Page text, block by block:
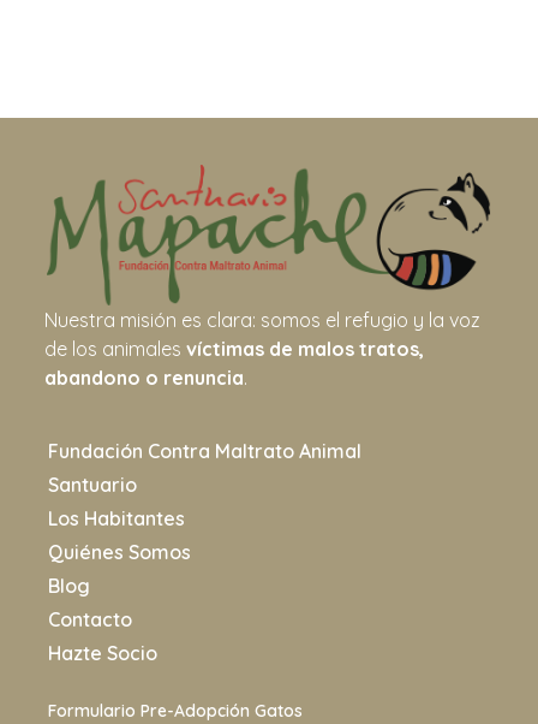
Nuestra misión es clara: somos el refugio y la voz
de los animales víctimas de malos tratos,
abandono o renuncia.
Fundación Contra Maltrato Animal
Santuario
Los Habitantes
Quiénes Somos
Blog
Contacto
Hazte Socio
Formulario Pre-Adopción Gatos